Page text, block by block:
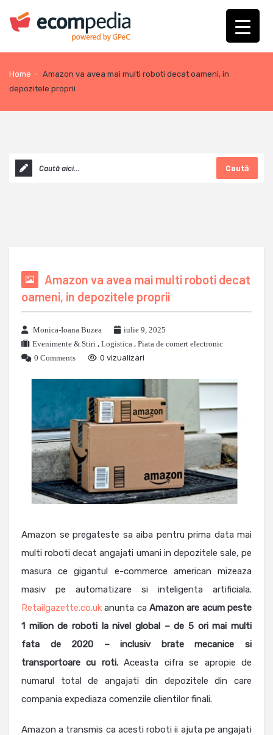
Home - Amazon va avea mai multi roboti decat oameni, in
depozitele proprii
Caută
Amazon va avea mai multi roboti decat
oameni, in depozitele proprii
Monica-Ioana Buzea
iulie 9, 2025
Evenimente & Stiri , Logistica , Piata de comert electronic
0 Comments
0 vizualizari
Amazon se pregateste sa aiba pentru prima data mai
multi roboti decat angajati umani in depozitele sale, pe
masura ce gigantul e-commerce american mizeaza
masiv pe automatizare si inteligenta artificiala.
Retailgazette.co.uk anunta ca Amazon are acum peste
1 milion de roboti la nivel global – de 5 ori mai multi
fata de 2020 – inclusiv brate mecanice si
transportoare cu roti.Aceasta cifra se apropie de
numarul total de angajati din depozitele din care
compania expediaza comenzile clientilor finali.
Amazon a transmis ca acesti roboti ii ajuta pe angajati